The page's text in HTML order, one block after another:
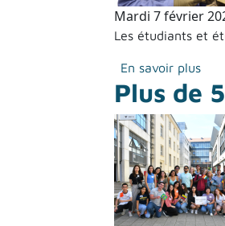
Mardi 7 février
Les étudiants et
En savoir plussur
Plus de